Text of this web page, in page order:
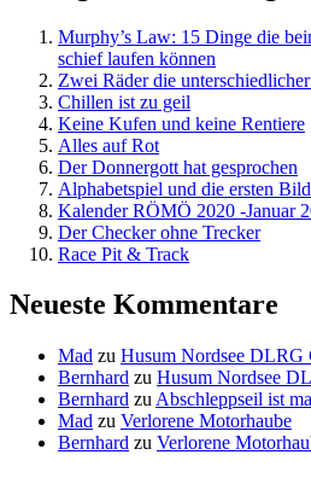
Murphy’s Law: 15 Dinge die
schief laufen können
Zwei Räder die
Chillen ist zu geil
Keine Kufen und keine Rentiere
Alles auf Rot
Der Donnergott hat gesprochen
Alphabetspiel und die ersten
Kalender RÖMÖ 2020 -Januar
Der Checker ohne Trecker
Race Pit & Track
Neueste Kommentare
Mad zu Husum Nordsee DLRG
Bernhard zu Husum Nordsee
Bernhard zu Abschleppseil ist
Mad zu Verlorene Motorhaube
Bernhard zu Verlorene